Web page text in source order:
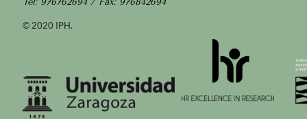
© 2020 IPH.